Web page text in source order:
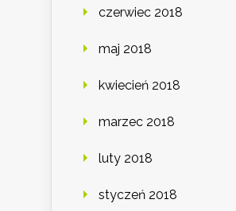
czerwiec 2018
maj 2018
kwiecień 2018
marzec 2018
luty 2018
styczeń 2018